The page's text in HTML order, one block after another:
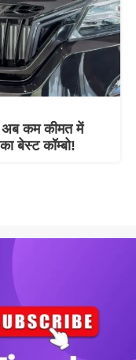
कम कीमत में
बेस्ट कॉम्बो!